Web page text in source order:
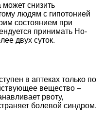
снизить
людям с гипотонией
состоянием при
принимать Но-
двух суток.
в аптеках только по
вещество –
рвоту,
болевой синдром.